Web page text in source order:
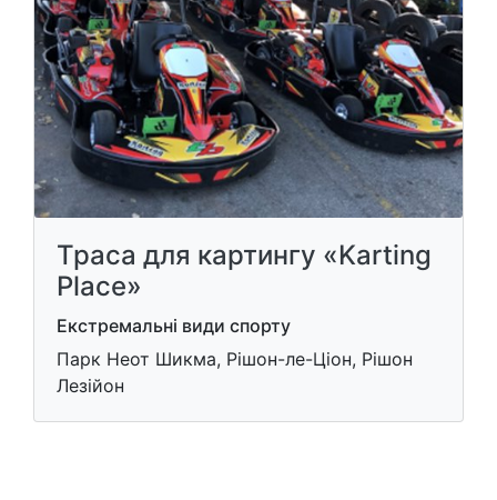
Траса для картингу «Karting
Place»
Екстремальні види спорту
Парк Неот Шикма, Рішон-ле-Ціон, Рішон
Лезійон